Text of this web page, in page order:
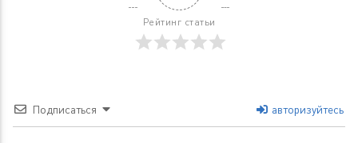
Рейтинг статьи
Подписаться авторизуйтесь